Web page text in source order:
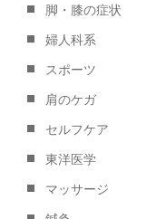
脚・膝の症状
婦人科系
スポーツ
肩のケガ
セルフケア
東洋医学
マッサージ